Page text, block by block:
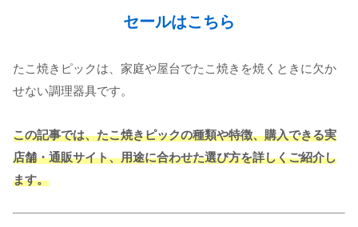
セールはこちら
たこ焼きピックは、家庭や屋台でたこ焼きを焼くときに欠か
せない調理器具です。
この記事では、たこ焼きピックの種類や特徴、購入できる実
店舗・通販サイト、用途に合わせた選び方を詳しくご紹介し
ます。